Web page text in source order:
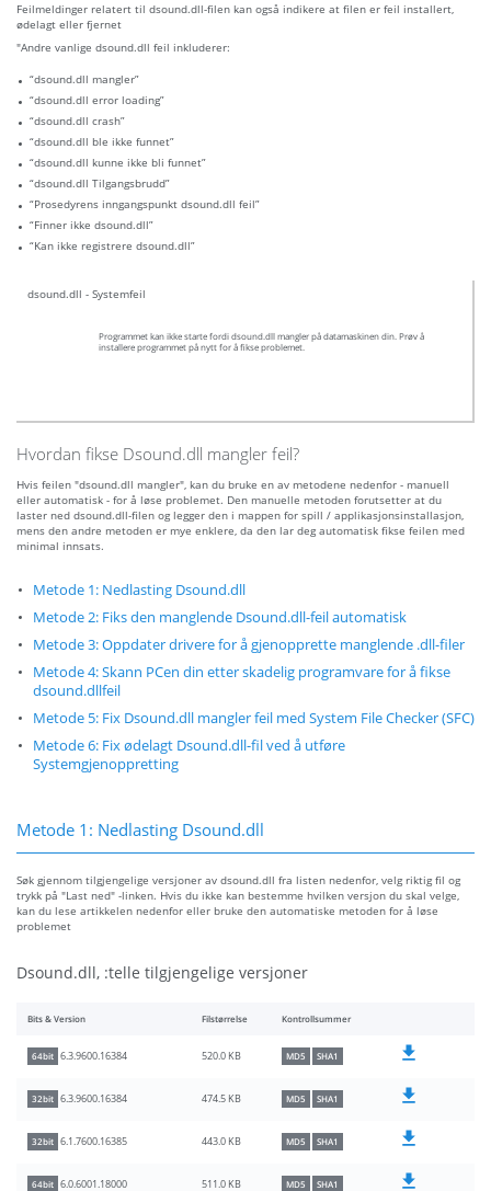
Feilmeldinger relatert til dsound.dll-filen kan også indikere at filen er feil installert,
ødelagt eller fjernet
"Andre vanlige dsound.dll feil inkluderer:
“dsound.dll mangler”
“dsound.dll error loading”
“dsound.dll crash”
“dsound.dll ble ikke funnet”
“dsound.dll kunne ikke bli funnet”
“dsound.dll Tilgangsbrudd”
“Prosedyrens inngangspunkt dsound.dll feil”
“Finner ikke dsound.dll”
“Kan ikke registrere dsound.dll”
dsound.dll - Systemfeil
Programmet kan ikke starte fordi dsound.dll mangler på datamaskinen din. Prøv å
installere programmet på nytt for å fikse problemet.
Hvordan fikse Dsound.dll mangler feil?
Hvis feilen "dsound.dll mangler", kan du bruke en av metodene nedenfor - manuell
eller automatisk - for å løse problemet. Den manuelle metoden forutsetter at du
laster ned dsound.dll-filen og legger den i mappen for spill / applikasjonsinstallasjon,
mens den andre metoden er mye enklere, da den lar deg automatisk fikse feilen med
minimal innsats.
Metode 1: Nedlasting Dsound.dll
Metode 2: Fiks den manglende Dsound.dll-feil automatisk
Metode 3: Oppdater drivere for å gjenopprette manglende .dll-filer
Metode 4: Skann PCen din etter skadelig programvare for å fikse
dsound.dllfeil
Metode 5: Fix Dsound.dll mangler feil med System File Checker (SFC)
Metode 6: Fix ødelagt Dsound.dll-fil ved å utføre
Systemgjenoppretting
Metode 1: Nedlasting Dsound.dll
Søk gjennom tilgjengelige versjoner av dsound.dll fra listen nedenfor, velg riktig fil og
trykk på "Last ned" -linken. Hvis du ikke kan bestemme hvilken versjon du skal velge,
kan du lese artikkelen nedenfor eller bruke den automatiske metoden for å løse
problemet
Dsound.dll, :telle tilgjengelige versjoner
Bits & Version Filstørrelse Kontrollsummer
64bit 6.3.9600.16384 520.0 KB MD5 SHA1
32bit 6.3.9600.16384 474.5 KB MD5 SHA1
32bit 6.1.7600.16385 443.0 KB MD5 SHA1
64bit 6.0.6001.18000 511.0 KB MD5 SHA1